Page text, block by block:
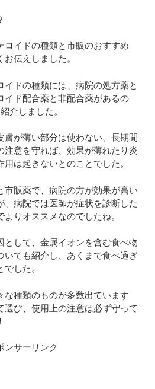
ロイドの種類と市販のおすすめ
伝えしました。
イドの種類には、病院の処方薬と
イド配合薬と非配合薬があるの
介しました。
膚が薄い部分は使わない、長期間
注意を守れば、効果が薄れたり炎
は起きないとのことでした。
市販薬で、病院の方が効果が高い
、病院では医師が症状を診断した
よりオススメなのでしたね。
として、金属イオンを含む食べ物
いても紹介し、あくまで食べ過ぎ
した。
な種類のものが多数出ています
選び、使用上の注意は必ず守って
ンサーリンク